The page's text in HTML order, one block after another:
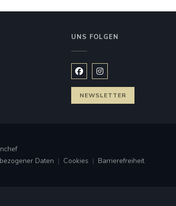
UNS FOLGEN
Facebook ((öffnet ein neues
Instagram ((öffnet ein
NEWSLETTER
((öffnet ein neues Fenster))
Daten
ein neues Fenster))
Cookies
((öffnet ein neues Fenster))
Barrierefreiheit
((öffnet ein neues